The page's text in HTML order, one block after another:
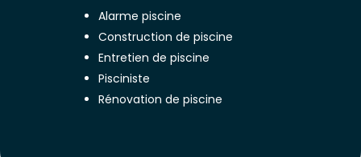
Alarme piscine
Construction de piscine
Entretien de piscine
Pisciniste
Rénovation de piscine